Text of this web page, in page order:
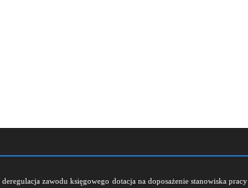
deregulacja zawodu księgowego dotacja na doposażenie stanowiska pracy